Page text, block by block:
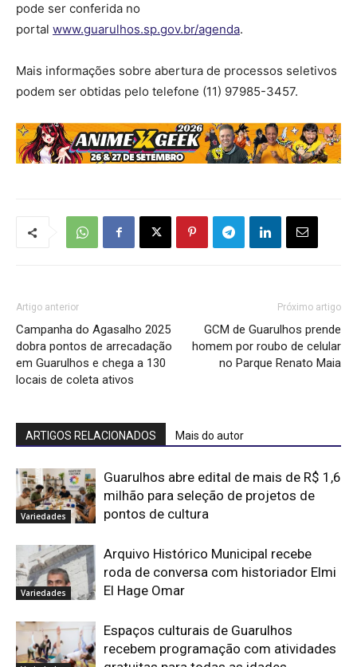
pode ser conferida no
portal www.guarulhos.sp.gov.br/agenda.
Mais informações sobre abertura de processos seletivos
podem ser obtidas pelo telefone (11) 97985-3457.
Artigo anterior
Campanha do Agasalho 2025
dobra pontos de arrecadação
em Guarulhos e chega a 130
locais de coleta ativos
Próximo artigo
GCM de Guarulhos prende
homem por roubo de celular
no Parque Renato Maia
ARTIGOS RELACIONADOS Mais do autor
Variedades
Guarulhos abre edital de mais de R$ 1,6
milhão para seleção de projetos de
pontos de cultura
Variedades
Arquivo Histórico Municipal recebe
roda de conversa com historiador Elmi
El Hage Omar
Espaços culturais de Guarulhos
recebem programação com atividades